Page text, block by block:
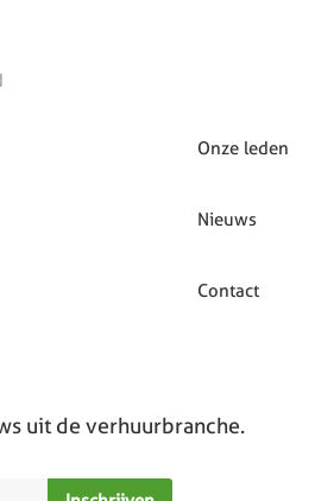
Onze leden
Nieuws
Contact
uit de verhuurbranche.